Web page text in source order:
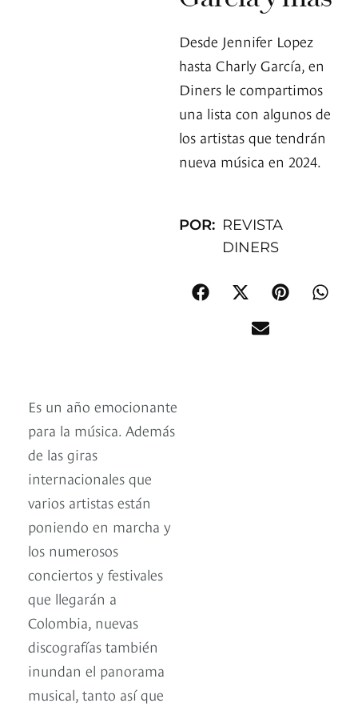
Desde Jennifer Lopez
hasta Charly García, en
Diners le compartimos
una lista con algunos de
los artistas que tendrán
nueva música en 2024.
POR: REVISTA
DINERS
Es un año emocionante
para la música. Además
de las giras
internacionales que
varios artistas están
poniendo en marcha y
los numerosos
conciertos y festivales
que llegarán a
Colombia, nuevas
discografías también
inundan el panorama
musical, tanto así que